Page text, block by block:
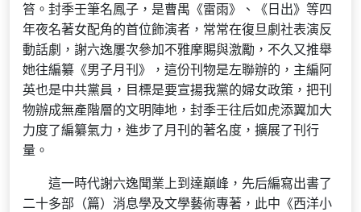
笞。封季壬筆名鳳子，是曹禺《雷雨》、《日出》等四
年夜名著女配角的首位飾演者，常常在復旦劇社表演反
動話劇，謝六逸屢次參加不雅摩賜與激勵，不久又推舉
她往編纂《男子月刊》，這份刊物是左聯辦的，主編阿
英也是中共黨員，目標是要宣揚我黨的婦女政策，把刊
物辦成無產階層的文明陣地，封季壬往后如虎添翼加大
力度了編纂氣力，進步了月刊的著名度，擴展了刊行
量。
這一時代謝六逸聞業上到達巔峰，先后編寫出書了
二十多部（篇）消息學及文學藝術專著，此中《西洋小